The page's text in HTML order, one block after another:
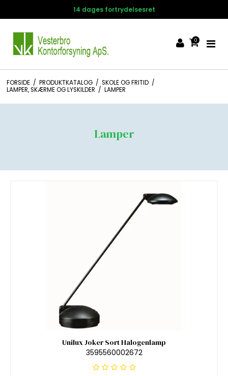
14 dages fortrydelsesret
0
FORSIDE / PRODUKTKATALOG / SKOLE OG FRITID /
LAMPER, SKÆRME OG LYSKILDER / LAMPER
Lamper
Unilux Joker Sort Halogenlamp
3595560002672